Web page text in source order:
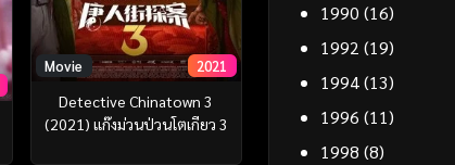
Movie 2021
Detective Chinatown 3
(2021) แก๊งม่วนป่วนโตเกียว 3
1990 (16)
1992 (19)
1994(13)
1996 (11)
1998 (8)